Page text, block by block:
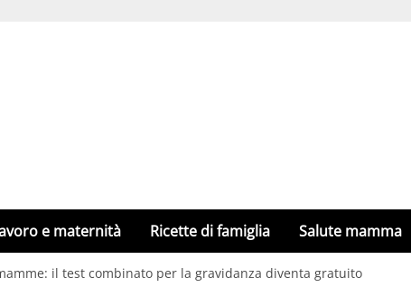
e maternità Ricette di famiglia Salute mamma
il test combinato per la gravidanza diventa gratuito